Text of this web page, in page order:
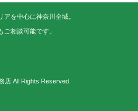
を中心に神奈川全域。
ご相談可能です。
店 All Rights Reserved.